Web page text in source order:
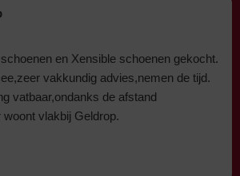
en Xensible schoenen gekocht.
vakkundig advies,nemen de tijd.
vatbaar,ondanks de afstand
vlakbij Geldrop.